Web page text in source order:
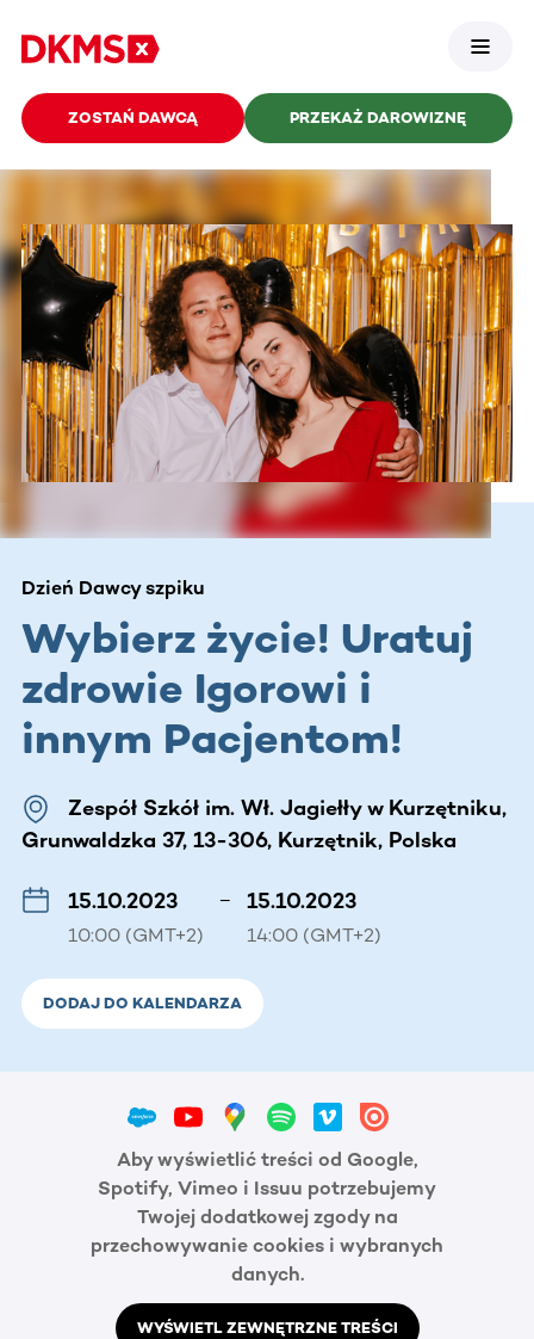
ZOSTAŃ DAWCĄ PRZEKAŻ DAROWIZNĘ
Dzień Dawcy szpiku
Wybierz życie! Uratuj
zdrowie Igorowi i
innym Pacjentom!
Zespół Szkół im. Wł. Jagiełły w Kurzętniku,
Grunwaldzka 37, 13-306, Kurzętnik, Polska
15.10.2023
10:00 (GMT+2)
– 15.10.2023
14:00 (GMT+2)
DODAJ DO KALENDARZA
Aby wyświetlić treści od Google,
Spotify, Vimeo i Issuu potrzebujemy
Twojej dodatkowej zgody na
przechowywanie cookies i wybranych
danych.
WYŚWIETL ZEWNĘTRZNE TREŚCI